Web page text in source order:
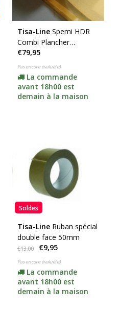
Tisa-Line Spemi HDR
Combi Plancher
chauffant 1,7mm
RM0,035 (rouleau de
15m2)
€79,95
Pas encore évalué(e)
La commande
avant 18h00 est
demain à la maison
Soldes
Tisa-Line Ruban spécial
double face 50mm
€13,00 €9,95
Pas encore évalué(e)
La commande
avant 18h00 est
demain à la maison